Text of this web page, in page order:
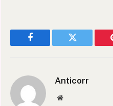
Facebook Twitter
Anticorr
Website